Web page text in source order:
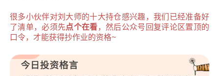
很多小伙伴对刘大师的十大持仓感兴趣，我们已经准备好
了清单，必须先点个在看，然后公众号回复评论区置顶的
口令，才能获得抄作业的资格~